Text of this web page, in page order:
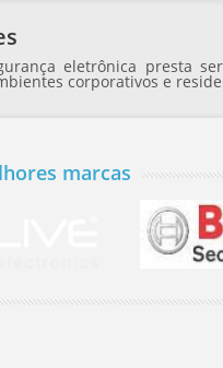
eletrônica presta
corporativos e
marcas